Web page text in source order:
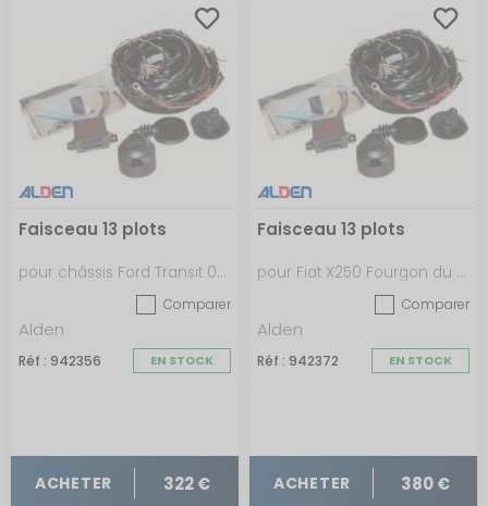
Faisceau 13 plots
pour châssis Ford Transit 03/2014 - 04/2016 précablé
Comparer
Alden
Réf : 942356 EN STOCK
ACHETER 322 €
Faisceau 13 plots
pour Fiat X250 Fourgon du 06/06-01/11
Comparer
Alden
Réf : 942372 EN STOCK
ACHETER 380 €